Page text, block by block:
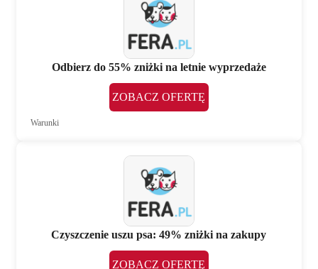
Odbierz do 55% zniżki na letnie wyprzedaże
ZOBACZ OFERTĘ
Warunki
Czyszczenie uszu psa: 49% zniżki na zakupy
ZOBACZ OFERTĘ